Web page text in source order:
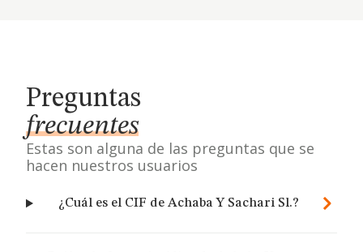
Preguntas
frecuentes
Estas son alguna de las preguntas que se
hacen nuestros usuarios
¿Cuál es el CIF de Achaba Y Sachari Sl.?